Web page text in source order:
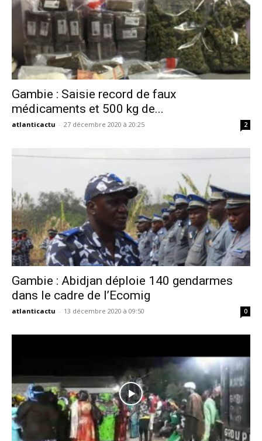
Gambie : Saisie record de faux
médicaments et 500 kg de...
atlanticactu - 27 décembre 2020 à 20:25 2
Gambie : Abidjan déploie 140 gendarmes
dans le cadre de l’Ecomig
atlanticactu - 13 décembre 2020 à 09:50 0